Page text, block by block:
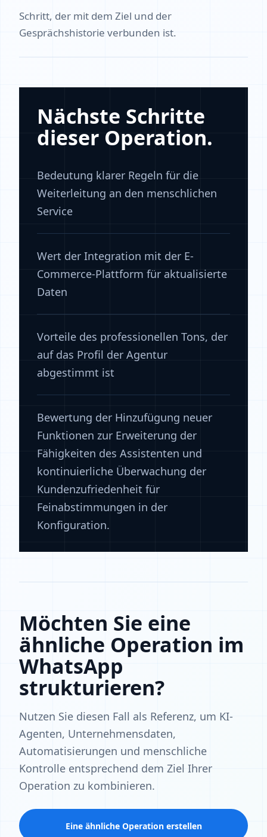
Schritt, der mit dem Ziel und der
Gesprächshistorie verbunden ist.
Nächste Schritte
dieser Operation.
Bedeutung klarer Regeln für die
Weiterleitung an den menschlichen
Service
Wert der Integration mit der E-
Commerce-Plattform für aktualisierte
Daten
Vorteile des professionellen Tons, der
auf das Profil der Agentur
abgestimmt ist
Bewertung der Hinzufügung neuer
Funktionen zur Erweiterung der
Fähigkeiten des Assistenten und
kontinuierliche Überwachung der
Kundenzufriedenheit für
Feinabstimmungen in der
Konfiguration.
Möchten Sie eine
ähnliche Operation im
WhatsApp
strukturieren?
Nutzen Sie diesen Fall als Referenz, um KI-
Agenten, Unternehmensdaten,
Automatisierungen und menschliche
Kontrolle entsprechend dem Ziel Ihrer
Operation zu kombinieren.
Eine ähnliche Operation erstellen